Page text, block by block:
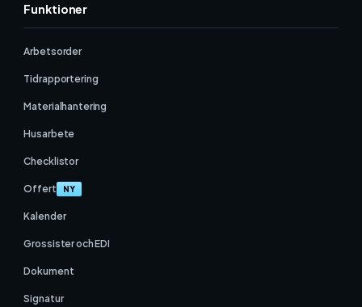
Funktioner
Arbetsorder
Tidrapportering
Materialhantering
Husarbete
Checklistor
Offert NY
Kalender
Grossister och EDI
Dokument
Signatur